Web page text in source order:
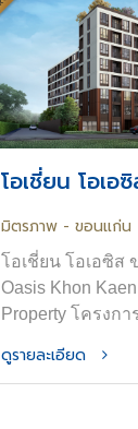
โอเชี่ยน โอเอ
มิตรภาพ - ขอนแก่น
โอเชี่ยน โอเอซิส
Oasis Khon
Property โครงก
ขอนแก่น ออกแบบ
ดูรายละเอียด